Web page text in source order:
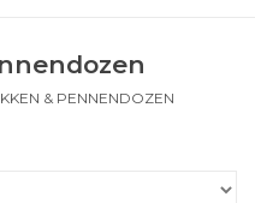
& PENNENDOZEN